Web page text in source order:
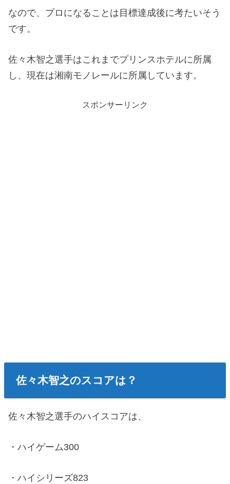
なので、プロになることは目標達成後に考たいそう
です。
佐々木智之選手はこれまでプリンスホテルに所属
し、現在は湘南モノレールに所属しています。
スポンサーリンク
佐々木智之のスコアは？
佐々木智之選手のハイスコアは、
・ハイゲーム300
・ハイシリーズ823